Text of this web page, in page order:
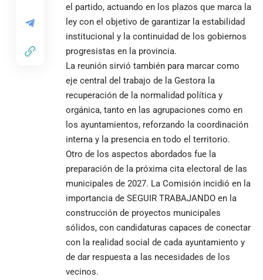
el partido, actuando en los plazos que marca la
ley con el objetivo de garantizar la estabilidad
institucional y la continuidad de los gobiernos
progresistas en la provincia.
La reunión sirvió también para marcar como
eje central del trabajo de la Gestora la
recuperación de la normalidad política y
orgánica, tanto en las agrupaciones como en
los ayuntamientos, reforzando la coordinación
interna y la presencia en todo el territorio.
Otro de los aspectos abordados fue la
preparación de la próxima cita electoral de las
municipales de 2027. La Comisión incidió en la
importancia de SEGUIR TRABAJANDO en la
construcción de proyectos municipales
sólidos, con candidaturas capaces de conectar
con la realidad social de cada ayuntamiento y
de dar respuesta a las necesidades de los
vecinos.